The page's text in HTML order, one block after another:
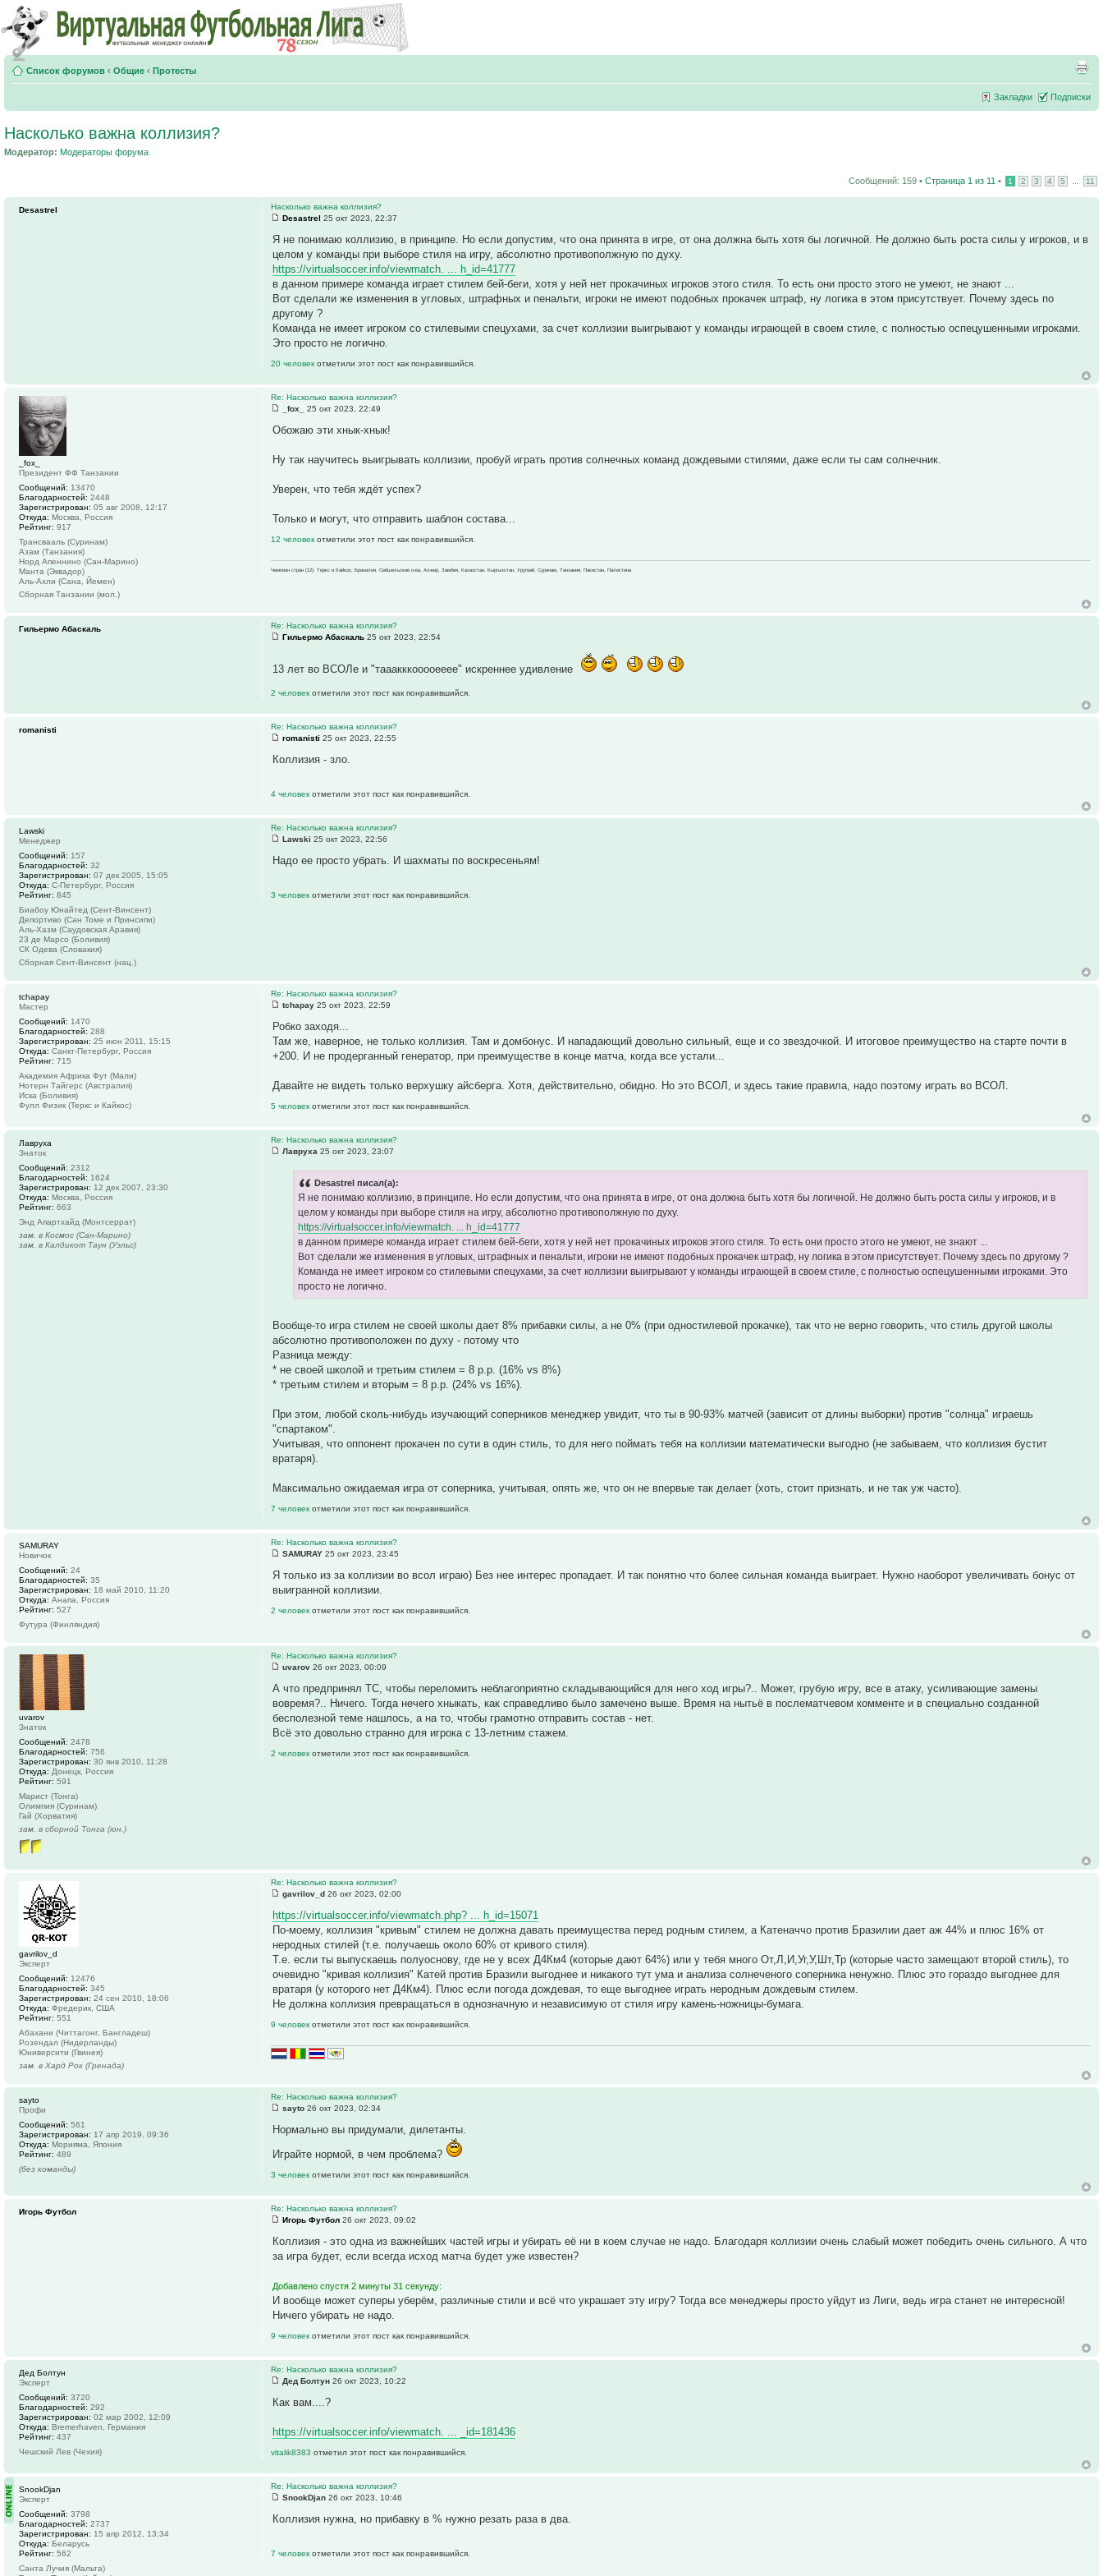
Список форумов ‹ Общие ‹ Протесты
Закладки Подписки
Насколько важна коллизия?
Модератор: Модераторы форума
Сообщений: 159 • Страница 1 из 11 • 1 2 3 4 5 11
Насколько важна коллизия?
Desastrel 25 окт 2023, 22:37
Я не понимаю коллизию, в принципе. Но если допустим, что она принята в игре, от она должна быть хотя бы логичной. Не должно быть роста силы у игроков, и в
целом у команды при выборе стиля на игру, абсолютно противополжную по духу.
https://virtualsoccer.info/viewmatch. ... h_id=41777
в данном примере команда играет стилем бей-беги, хотя у ней нет прокачиных игроков этого стиля. То есть они просто этого не умеют, не знают ...
Вот сделали же изменения в угловых, штрафных и пенальти, игроки не имеют подобных прокачек штраф, ну логика в этом присутствует. Почему здесь по
другому ?
Команда не имеет игроком со стилевыми спецухами, за счет коллизии выигрывают у команды играющей в своем стиле, с полностью оспецушенными игроками.
Это просто не логично.
20 человекотметили этот пост как понравившийся.
Desastrel
Re: Насколько важна коллизия?
_fox_
25 окт 2023, 22:49
Обожаю эти хнык-хнык!
Ну так научитесь выигрывать коллизии, пробуй играть против солнечных команд дождевыми стилями, даже если ты сам солнечник.
Уверен, что тебя ждёт успех?
Только и могут, что отправить шаблон состава...
12 человекотметили этот пост как понравившийся.
Чемпион стран (12): Теркс и Кайкос, Бразилия, Сейшельские о-ва, Алжир, Замбия, Казахстан, Кыргызстан, Уругвай, Суринам, Танзания, Пакистан, Палестина
_fox_
Президент ФФ Танзании
Сообщений: 13470
Благодарностей: 2448
Зарегистрирован: 05 авг 2008, 12:17
Откуда: Москва, Россия
Рейтинг: 917
Трансвааль (Суринам)
Азам (Танзания)
Норд Апеннино (Сан-Марино)
Манта (Эквадор)
Аль-Ахли (Сана, Йемен)
Сборная Танзании (мол.)
Re: Насколько важна коллизия?
Гильермо Абаскаль 25 окт 2023, 22:54
13 лет во ВСОЛе и "тааакккооооееее" искреннее удивление
2 человекотметили этот пост как понравившийся.
Гильермо Абаскаль
Re: Насколько важна коллизия?
romanisti 25 окт 2023, 22:55
Коллизия - зло.
4 человекотметили этот пост как понравившийся.
romanisti
Re: Насколько важна коллизия?
Lawski 25 окт 2023, 22:56
Надо ее просто убрать. И шахматы по воскресеньям!
3 человекотметили этот пост как понравившийся.
Lawski
Менеджер
Сообщений: 157
Благодарностей: 32
Зарегистрирован: 07 дек 2005, 15:05
Откуда: С-Петербург, Россия
Рейтинг: 845
Биабоу Юнайтед (Сент-Винсент)
Депортиво (Сан Томе и Принсипи)
Аль-Хазм (Саудовская Аравия)
23 де Марсо (Боливия)
СК Одева (Словакия)
Сборная Сент-Винсент (нац.)
Re: Насколько важна коллизия?
tchapay 25 окт 2023, 22:59
Робко заходя...
Там же, наверное, не только коллизия. Там и домбонус. И нападающий довольно сильный, еще и со звездочкой. И итоговое преимущество на старте почти в
+200. И не продерганный генератор, при преимуществе в конце матча, когда все устали...
Давайте не видеть только верхушку айсберга. Хотя, действительно, обидно. Но это ВСОЛ, и здесь такие правила, надо поэтому играть во ВСОЛ.
5 человекотметили этот пост как понравившийся.
tchapay
Мастер
Сообщений: 1470
Благодарностей: 288
Зарегистрирован: 25 июн 2011, 15:15
Откуда: Санкт-Петербург, Россия
Рейтинг: 715
Академия Африка Фут (Мали)
Нотерн Тайгерс (Австралия)
Иска (Боливия)
Фулл Физик (Теркс и Кайкос)
Re: Насколько важна коллизия?
Лавруха 25 окт 2023, 23:07
Desastrel писал(а):
Я не понимаю коллизию, в принципе. Но если допустим, что она принята в игре, от она должна быть хотя бы логичной. Не должно быть роста силы у игроков, и в
целом у команды при выборе стиля на игру, абсолютно противополжную по духу.
https://virtualsoccer.info/viewmatch. ... h_id=41777
в данном примере команда играет стилем бей-беги, хотя у ней нет прокачиных игроков этого стиля. То есть они просто этого не умеют, не знают ...
Вот сделали же изменения в угловых, штрафных и пенальти, игроки не имеют подобных прокачек штраф, ну логика в этом присутствует. Почему здесь по другому ?
Команда не имеет игроком со стилевыми спецухами, за счет коллизии выигрывают у команды играющей в своем стиле, с полностью оспецушенными игроками. Это
просто не логично.
Вообще-то игра стилем не своей школы дает 8% прибавки силы, а не 0% (при одностилевой прокачке), так что не верно говорить, что стиль другой школы
абсолютно противоположен по духу - потому что
Разница между:
* не своей школой и третьим стилем = 8 р.р. (16% vs 8%)
* третьим стилем и вторым = 8 р.р. (24% vs 16%).
При этом, любой сколь-нибудь изучающий соперников менеджер увидит, что ты в 90-93% матчей (зависит от длины выборки) против "солнца" играешь
"спартаком".
Учитывая, что оппонент прокачен по сути в один стиль, то для него поймать тебя на коллизии математически выгодно (не забываем, что коллизия бустит
вратаря).
Максимально ожидаемая игра от соперника, учитывая, опять же, что он не впервые так делает (хоть, стоит признать, и не так уж часто).
7 человекотметили этот пост как понравившийся.
Лавруха
Знаток
Сообщений: 2312
Благодарностей: 1624
Зарегистрирован: 12 дек 2007, 23:30
Откуда: Москва, Россия
Рейтинг: 663
Энд Апартхайд (Монтсеррат)
зам. в Космос (Сан-Марино)
зам. в Калдикот Таун (Уэльс)
Re: Насколько важна коллизия?
SAMURAY 25 окт 2023, 23:45
Я только из за коллизии во всол играю) Без нее интерес пропадает. И так понятно что более сильная команда выиграет. Нужно наоборот увеличивать бонус от
выигранной коллизии.
2 человекотметили этот пост как понравившийся.
SAMURAY
Новичок
Сообщений: 24
Благодарностей: 35
Зарегистрирован: 18 май 2010, 11:20
Откуда: Анапа, Россия
Рейтинг: 527
Футура (Финляндия)
Re: Насколько важна коллизия?
uvarov 26 окт 2023, 00:09
А что предпринял ТС, чтобы переломить неблагоприятно складывающийся для него ход игры?.. Может, грубую игру, все в атаку, усиливающие замены
вовремя?.. Ничего. Тогда нечего хныкать, как справедливо было замечено выше. Время на нытьё в послематчевом комменте и в специально созданной
бесполезной теме нашлось, а на то, чтобы грамотно отправить состав - нет.
Всё это довольно странно для игрока с 13-летним стажем.
2 человекотметили этот пост как понравившийся.
uvarov
Знаток
Сообщений: 2478
Благодарностей: 756
Зарегистрирован: 30 янв 2010, 11:28
Откуда: Донецк, Россия
Рейтинг: 591
Марист (Тонга)
Олимпия (Суринам)
Гай (Хорватия)
зам. в сборной Тонга (юн.)
Re: Насколько важна коллизия?
gavrilov_d 26 окт 2023, 02:00
https://virtualsoccer.info/viewmatch.php? ... h_id=15071
По-моему, коллизия "кривым" стилем не должна давать преимущества перед родным стилем, а Катеначчо против Бразилии дает аж 44% и плюс 16% от
неродных стилей (т.е. получаешь около 60% от кривого стиля).
Т.е. если ты выпускаешь полуоснову, где не у всех Д4Км4 (которые дают 64%) или у тебя много От,Л,И,Уг,У,Шт,Тр (которые часто замещают второй стиль), то
очевидно "кривая коллизия" Катей против Бразили выгоднее и никакого тут ума и анализа солнеченого соперника ненужно. Плюс это гораздо выгоднее для
вратаря (у которого нет Д4Км4). Плюс если погода дождевая, то еще выгоднее играть неродным дождевым стилем.
Не должна коллизия превращаться в однозначную и независимую от стиля игру камень-ножницы-бумага.
9 человекотметили этот пост как понравившийся.
gavrilov_d
Эксперт
Сообщений: 12476
Благодарностей: 345
Зарегистрирован: 24 сен 2010, 18:06
Откуда: Фредерик, США
Рейтинг: 551
Абахани (Читтагонг, Бангладеш)
Розендал (Нидерланды)
Юниверсити (Гвинея)
зам. в Хард Рок (Гренада)
Re: Насколько важна коллизия?
sayto 26 окт 2023, 02:34
Нормально вы придумали, дилетанты.
Играйте нормой, в чем проблема?
3 человекотметили этот пост как понравившийся.
sayto
Профи
Сообщений: 561
Зарегистрирован: 17 апр 2019, 09:36
Откуда: Морияма, Япония
Рейтинг: 489
(без команды)
Re: Насколько важна коллизия?
Игорь Футбол 26 окт 2023, 09:02
Коллизия - это одна из важнейших частей игры и убирать её ни в коем случае не надо. Благодаря коллизии очень слабый может победить очень сильного. А что
за игра будет, если всегда исход матча будет уже известен?
Добавлено спустя 2 минуты 31 секунду:
И вообще может суперы уберём, различные стили и всё что украшает эту игру? Тогда все менеджеры просто уйдут из Лиги, ведь игра станет не интересной!
Ничего убирать не надо.
9 человекотметили этот пост как понравившийся.
Игорь Футбол
Re: Насколько важна коллизия?
Дед Болтун 26 окт 2023, 10:22
Как вам....?
https://virtualsoccer.info/viewmatch. ... _id=181436
vitalik8383отметил этот пост как понравившийся.
Дед Болтун
Эксперт
Сообщений: 3720
Благодарностей: 292
Зарегистрирован: 02 мар 2002, 12:09
Откуда: Bremerhaven, Германия
Рейтинг: 437
Чешский Лев (Чехия)
Re: Насколько важна коллизия?
SnookDjan 26 окт 2023, 10:46
Коллизия нужна, но прибавку в % нужно резать раза в два.
7 человекотметили этот пост как понравившийся.
SnookDjan
Эксперт
Сообщений: 3798
Благодарностей: 2737
Зарегистрирован: 15 апр 2012, 13:34
Откуда: Беларусь
Рейтинг: 562
Санта Лучия (Мальта)